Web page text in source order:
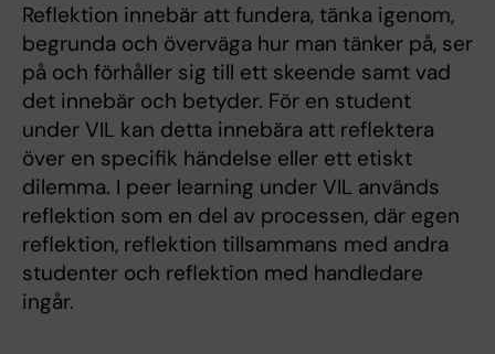
Reflektion innebär att fundera, tänka igenom,
begrunda och överväga hur man tänker på, ser
på och förhåller sig till ett skeende samt vad
det innebär och betyder. För en student
under VIL kan detta innebära att reflektera
över en specifik händelse eller ett etiskt
dilemma. I peer learning under VIL används
reflektion som en del av processen, där egen
reflektion, reflektion tillsammans med andra
studenter och reflektion med handledare
ingår.